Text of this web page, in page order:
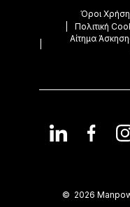
Όροι
Πολιτική
Αίτημα
© 2026